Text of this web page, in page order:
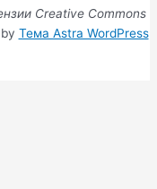
Creative Commons
Тема Astra WordPress